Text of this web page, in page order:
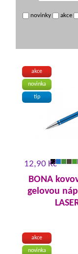
novinky akce
akce
novinka
tip
12,90 Kč
BONA
gelovou
akce
novinka